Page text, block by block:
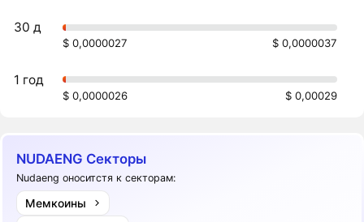
30 д
$ 0,0000027 $ 0,0000037
1 год
$ 0,0000026 $ 0,00029
NUDAENG Секторы
Nudaeng оноситстя к секторам:
Мемкоины